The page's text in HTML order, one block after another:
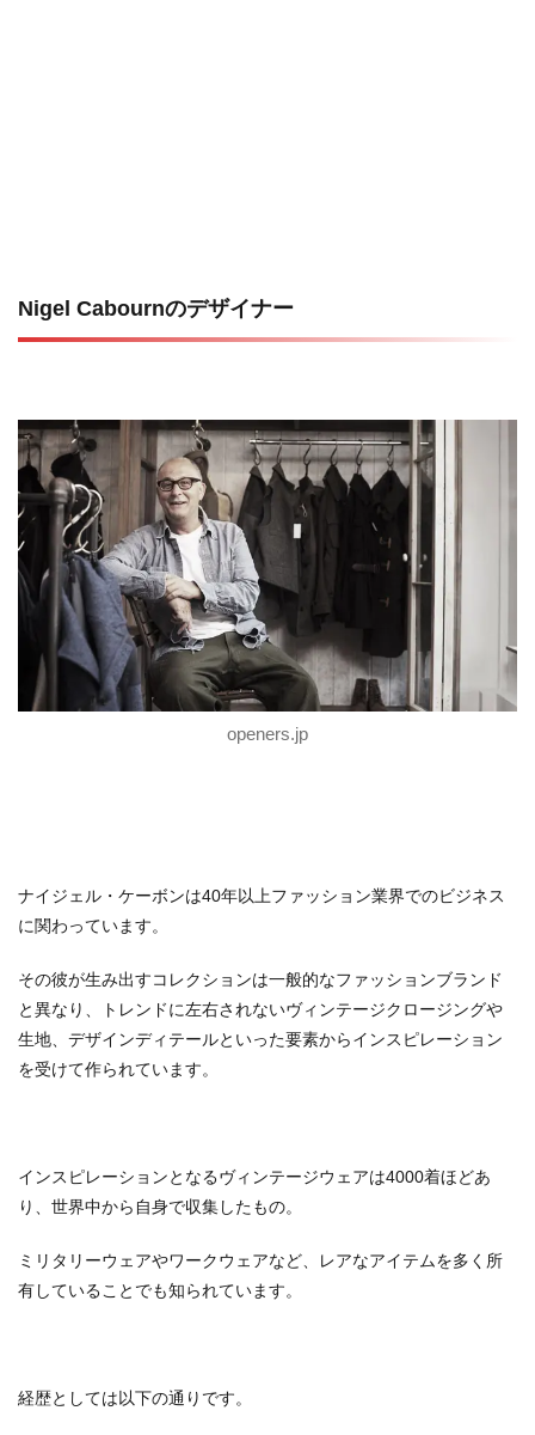
Nigel Cabournのデザイナー
openers.jp
ナイジェル・ケーボンは40年以上ファッション業界でのビジネス
に関わっています。
その彼が生み出すコレクションは一般的なファッションブランド
と異なり、トレンドに左右されないヴィンテージクロージングや
生地、デザインディテールといった要素からインスピレーション
を受けて作られています。
インスピレーションとなるヴィンテージウェアは4000着ほどあ
り、世界中から自身で収集したもの。
ミリタリーウェアやワークウェアなど、レアなアイテムを多く所
有していることでも知られています。
経歴としては以下の通りです。